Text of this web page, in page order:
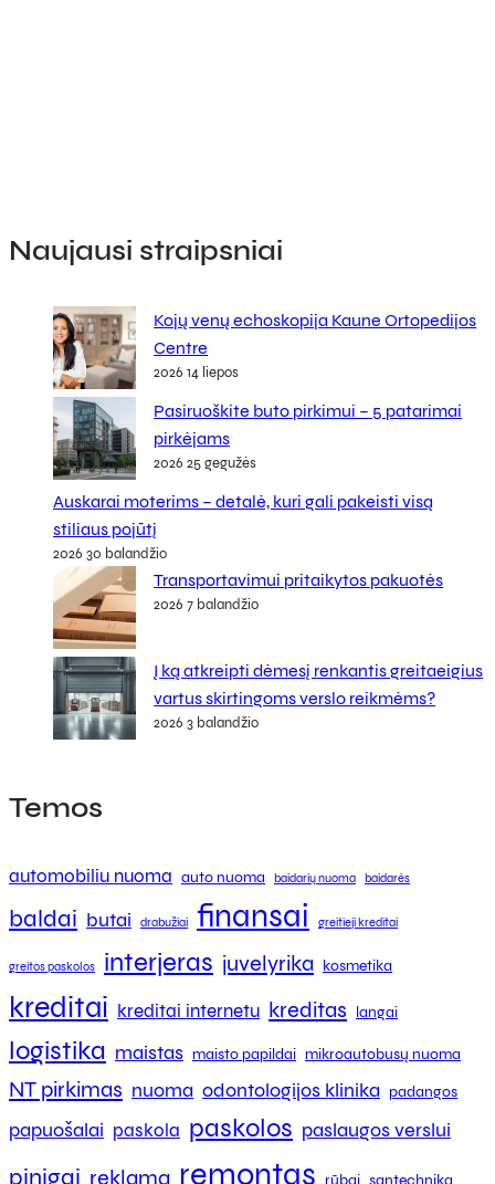
Naujausi straipsniai
Kojų venų echoskopija Kaune Ortopedijos
Centre
2026 14 liepos
Pasiruoškite buto pirkimui – 5 patarimai
pirkėjams
2026 25 gegužės
Auskarai moterims – detalė, kuri gali pakeisti visą
stiliaus pojūtį
2026 30 balandžio
Transportavimui pritaikytos pakuotės
2026 7 balandžio
Į ką atkreipti dėmesį renkantis greitaeigius
vartus skirtingoms verslo reikmėms?
2026 3 balandžio
Temos
automobiliu nuoma auto nuoma baidarių nuoma baidarės
baldai butai drabužiai finansai greitieji kreditai
greitos paskolos interjeras juvelyrika kosmetika
kreditai kreditai internetu kreditas langai
logistika maistas maisto papildai mikroautobusų nuoma
NT pirkimas nuoma odontologijos klinika padangos
papuošalai paskola paskolos paslaugos verslui
pinigai reklama remontas